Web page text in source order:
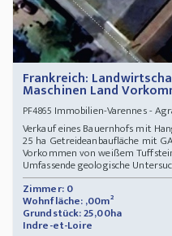
Frankreich:
Maschinen Land
PF4865 Immobilien-Varennes -
Verkauf eines Bauernhofs mit
25 ha Getreideanbaufläche mit
Vorkommen von weißem
Umfassende geologische
Zimmer: 0
Wohnfläche: ,00m²
Grundstück: 25,00ha
Indre-et-Loire